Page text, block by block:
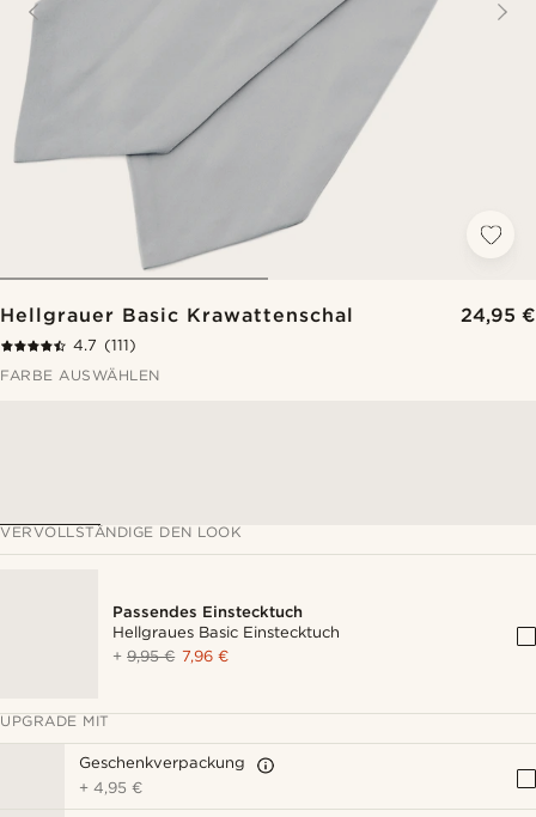
Hellgrauer Basic Krawattenschal 24,95 €
4.7 (111)
FARBE AUSWÄHLEN
VERVOLLSTÄNDIGE DEN LOOK
Passendes Einstecktuch
Hellgraues Basic Einstecktuch
+9,95 € 7,96 €
UPGRADE MIT
Geschenkverpackung
+4,95 €